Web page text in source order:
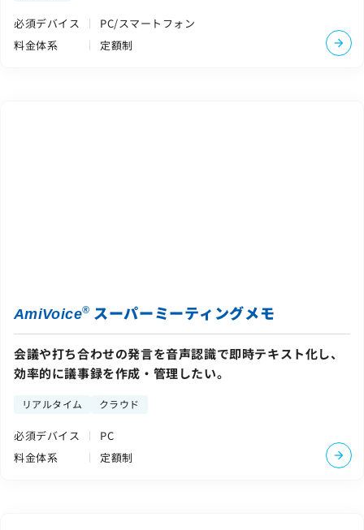
必須デバイス
PC/スマートフォン
料金体系
定額制
AmiVoice® スーパーミーティングメモ
会議や打ち合わせの発言を音声認識で即時テキスト化し、
効率的に議事録を作成・管理したい。
リアルタイム クラウド
必須デバイス
PC
料金体系
定額制